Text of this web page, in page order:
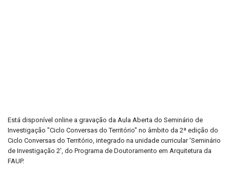
Está disponível online a gravação da Aula Aberta do Seminário de
Investigação "Ciclo Conversas do Território" no âmbito da 2ª edição do
Ciclo Conversas do Território, integrado na unidade curricular 'Seminário
de Investigação 2', do Programa de Doutoramento em Arquitetura da
FAUP.